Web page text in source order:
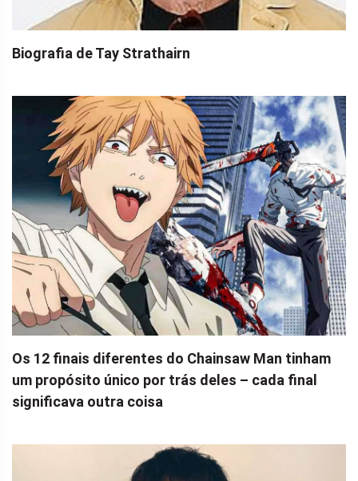
Biografia de Tay Strathairn
Os 12 finais diferentes do Chainsaw Man tinham
um propósito único por trás deles – cada final
significava outra coisa